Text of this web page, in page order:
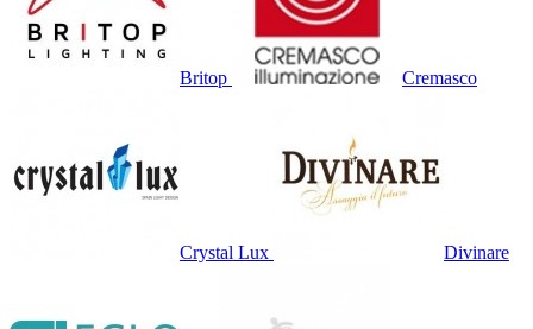
Britop Cremasco
Crystal Lux Divinare